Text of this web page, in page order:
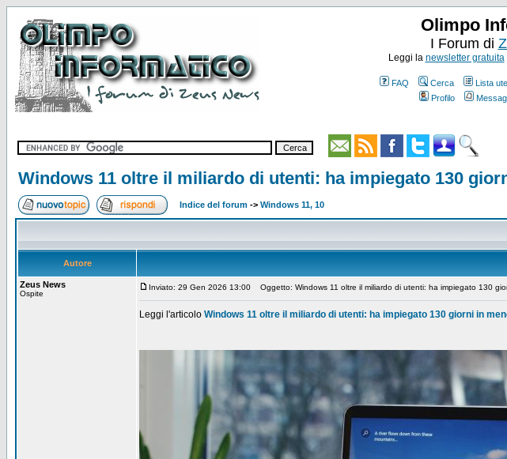
Olimpo
I Forum di
Leggi la newsletter gratuita
FAQ Cerca Lista
Profilo
Windows 11 oltre il miliardo di utenti: ha impiegato 130
Indice del forum -> Windows 11, 10
Autore
Zeus News
Ospite
Inviato: 29 Gen 2026 13:00 Oggetto: Windows 11 oltre il miliardo di utenti: ha impiegato 130
Leggi l'articolo Windows 11 oltre il miliardo di utenti: ha impiegato 130 giorni in